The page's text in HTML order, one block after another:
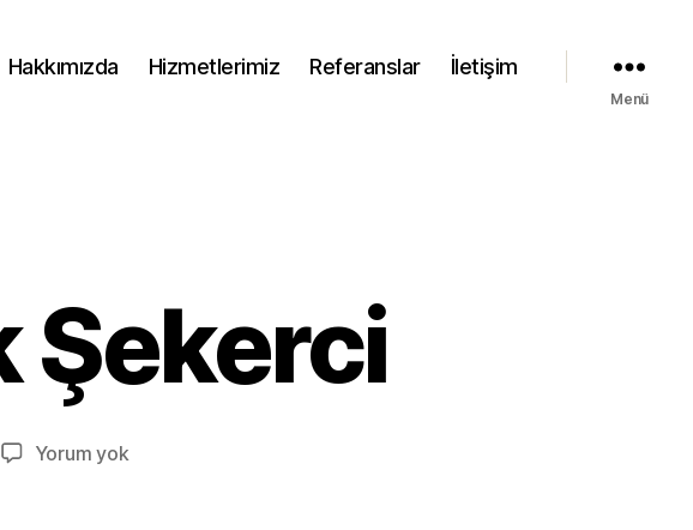
Hakkımızda Hizmetlerimiz Referanslar İletişim
Menü
Şekerci
Yorum yokSarnıç